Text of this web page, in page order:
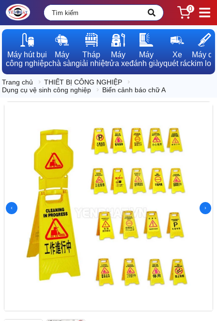
0
Máy hút bụi
công nghiệp
Máy
chà sàn
Tháp
giải nhiệt
Máy
rửa xe
Máy
đánh giày
Xe
quét rác
Máy dò
kim loại
Trang chủ
THIẾT BỊ CÔNG NGHIỆP
Dụng cụ vệ sinh công nghiệp
Biển cảnh báo chữ A